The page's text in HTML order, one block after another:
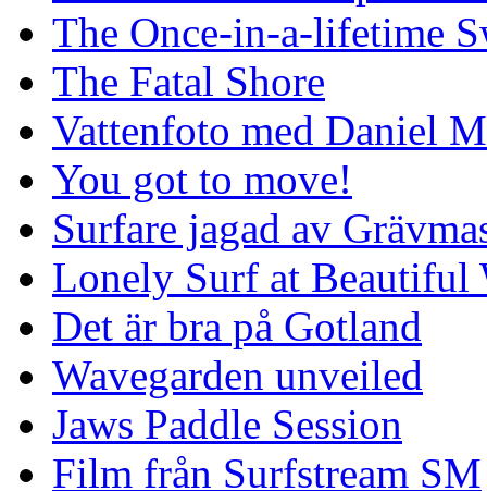
The Once-in-a-lifetime
The Fatal Shore
Vattenfoto med Daniel
You got to move!
Surfare jagad av
Lonely Surf at Beautiful
Det är bra på Gotland
Wavegarden unveiled
Jaws Paddle Session
Film från Surfstream SM